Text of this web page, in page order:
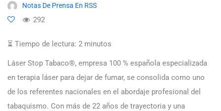
Notas De Prensa En RSS
292
⏳ Tiempo de lectura: 2 minutos
Láser Stop Tabaco®, empresa 100 % española especializada
en terapia láser para dejar de fumar, se consolida como uno
de los referentes nacionales en el abordaje profesional del
tabaquismo. Con más de 22 años de trayectoria y una